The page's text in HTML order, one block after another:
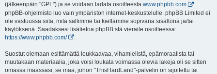
(jälkeenpäin "GPL") ja se voidaan ladata osoitteesta www.phpbb.com
.
phpBB-ohjelmisto luo vain ympäristön internet-keskustelulle. phpBB Limited ei
ole vastuussa siitä, mitä sallimme tai kiellämme sopivana sisältönä ja/tai
käytöksenä. Saadaksesi lisätietoa phpBB:stä vieraile osoitteessa:
https://www.phpbb.com/
Suostut olemaan esittämättä loukkaavaa, vihamielistä, epämoraalista tai
muutakaan materiaalia, joka voisi loukata voimassa olevia lakeja oli se sitten
omassa maassasi, se maa, johon "ThisHardLand"-palvelin on sijoitettu tai